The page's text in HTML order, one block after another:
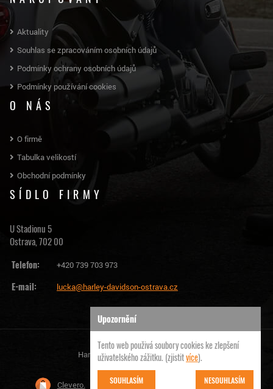
Aktuality
Souhlas se zpracováním osobních údajů
Podmínky ochrany osobních údajů
Podmínky používání cookies
O NÁS
O firmě
Tabulka velikostí
Obchodní podmínky
SÍDLO FIRMY
U Stadionu 5
Ostrava, 702 00
Telefon:
+420 739 703 973
E-mail: lucka@harley-davidson-ostrava.cz
Harley Davidson Ostrava | © 2026
Clevero. Chytrý eshop na míru, který Vás nezklame
Upozornění
Tento web použivá soubory cookies ke zlepšení
uživatelského zážitku. (zjistitvíce).
SOUHLASÍM NESOUHLASÍM